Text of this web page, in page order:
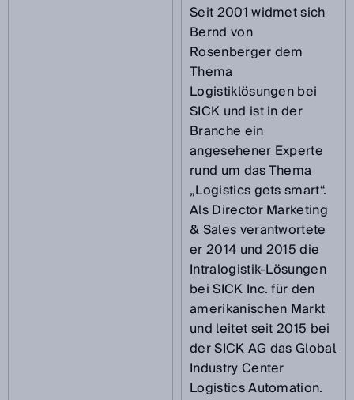
Seit 2001 widmet sich
Bernd von
Rosenberger dem
Thema
Logistiklösungen bei
SICK und ist in der
Branche ein
angesehener Experte
rund um das Thema
„Logistics gets smart“.
Als Director Marketing
& Sales verantwortete
er 2014 und 2015 die
Intralogistik-Lösungen
bei SICK Inc. für den
amerikanischen Markt
und leitet seit 2015 bei
der SICK AG das Global
Industry Center
Logistics Automation.